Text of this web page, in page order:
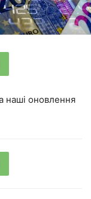
наші оновлення